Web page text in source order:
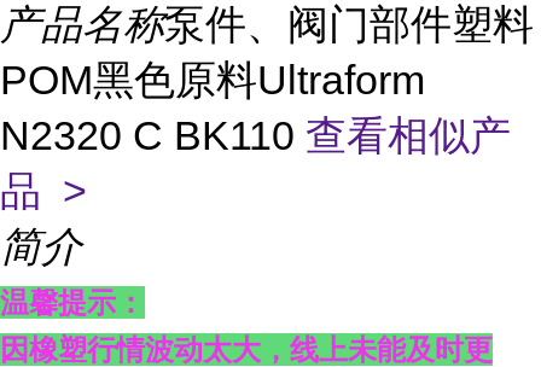
产品名称泵件、阀门部件塑料
POM黑色原料Ultraform
N2320 C BK110 查看相似产
品 >
简介
温馨提示：
因橡塑行情波动太大，线上未能及时更